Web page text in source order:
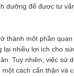
dưỡng để được tư
thành một phần
lại nhiều lợi ích cho
Tuy nhiên, việc sử
cách cẩn thận và